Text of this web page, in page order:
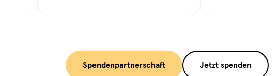
Spendenpartnerschaft Jetzt spenden